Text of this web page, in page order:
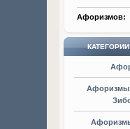
Афоризмов:
Афоризмы